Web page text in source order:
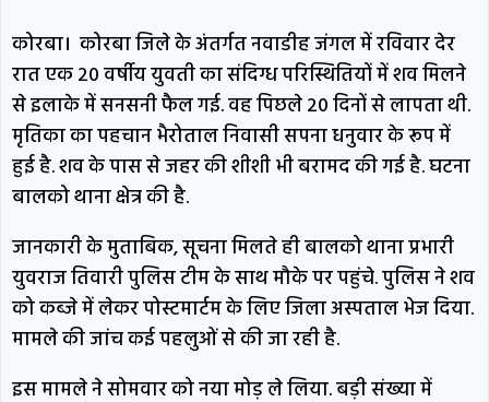
कोरबा। कोरबा जिले के अंतर्गत नवाडीह जंगल में रविवार देर
रात एक 20 वर्षीय युवती का संदिग्ध परिस्थितियों में शव मिलने
से इलाके में सनसनी फैल गई. वह पिछले 20 दिनों से लापता थी.
मृतिका का पहचान भैरोताल निवासी सपना धनुवार के रूप में
हुई है. शव के पास से जहर की शीशी भी बरामद की गई है. घटना
बालको थाना क्षेत्र की है.
जानकारी के मुताबिक, सूचना मिलते ही बालको थाना प्रभारी
युवराज तिवारी पुलिस टीम के साथ मौके पर पहुंचे. पुलिस ने शव
को कब्जे में लेकर पोस्टमार्टम के लिए जिला अस्पताल भेज दिया.
मामले की जांच कई पहलुओं से की जा रही है.
इस मामले ने सोमवार को नया मोड़ ले लिया. बड़ी संख्या में